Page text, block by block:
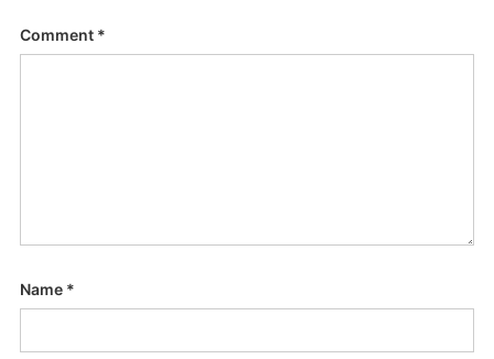
Comment *
Name *